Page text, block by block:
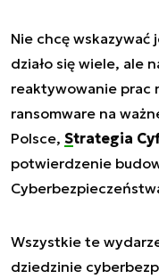
Nie chcę
działo się wiele, ale
reaktywowanie prac
ransomware na
Polsce, Strategia
potwierdzenie
Wszystkie te
dziedzinie